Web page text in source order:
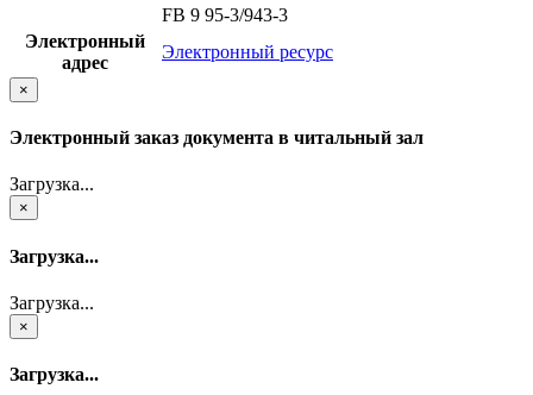
FB 9 95-3/943-3
Электронный
адрес
Электронный ресурс
×
Электронный заказ документа в читальный зал
Загрузка...
×
Загрузка...
Загрузка...
×
Загрузка...